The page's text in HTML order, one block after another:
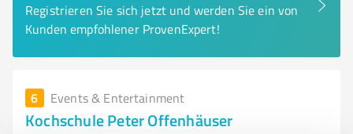
Registrieren Sie sich jetzt und werden Sie ein von
Kunden empfohlener ProvenExpert!
6 Events & Entertainment
Kochschule Peter Offenhäuser